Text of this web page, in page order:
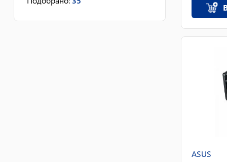
LGA 1151-v2, TR4
(опционально), LGA 1200,
ASUS